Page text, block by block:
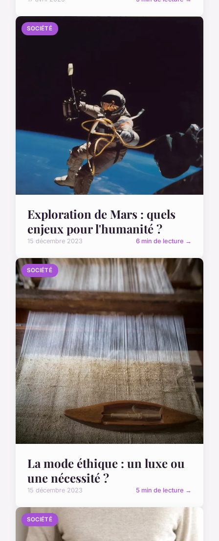
SOCIÉTÉ
Exploration de Mars : quels
enjeux pour l'humanité ?
15 décembre 2023 6 min de lecture →
SOCIÉTÉ
La mode éthique : un luxe ou
une nécessité ?
15 décembre 2023 5 min de lecture →
SOCIÉTÉ